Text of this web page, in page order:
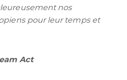
nos
pour leur temps et
Act